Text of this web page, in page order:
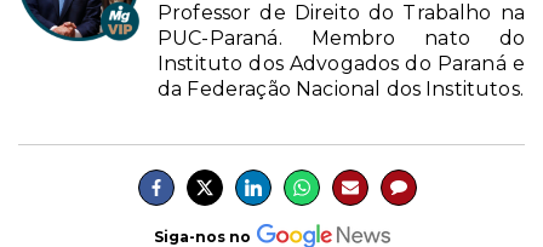
Professor de Direito do Trabalho na
PUC-Paraná. Membro nato do
Instituto dos Advogados do Paraná e
da Federação Nacional dos Institutos.
Siga-nos no